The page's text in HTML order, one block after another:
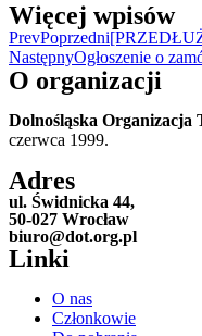
Więcej wpisów
PrevPoprzedni
NastępnyOgłoszenie o
O organizacji
Dolnośląska Organizacja
czerwca 1999.
Adres
ul. Świdnicka 44,
50-027 Wrocław
biuro@dot.org.pl
Linki
O nas
Członkowie